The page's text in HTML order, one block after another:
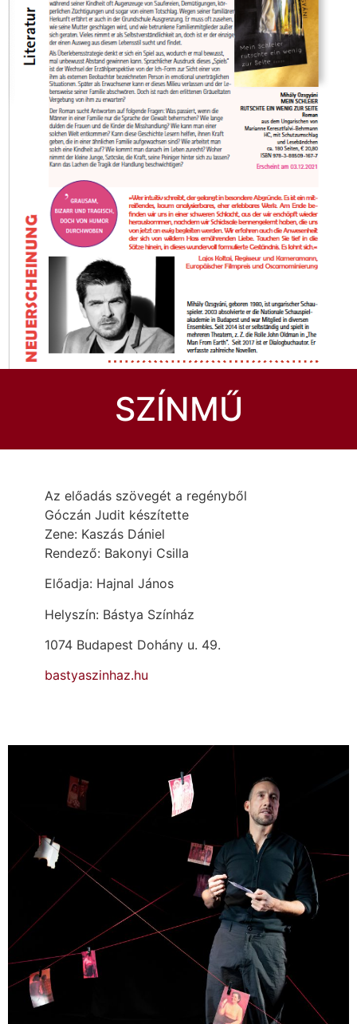
SZÍNMŰ
Az előadás szövegét a regényből
Góczán Judit készítette
Zene: Kaszás Dániel
Rendező: Bakonyi Csilla
Előadja: Hajnal János
Helyszín: Bástya Színház
1074 Budapest Dohány u. 49.
bastyaszinhaz.hu